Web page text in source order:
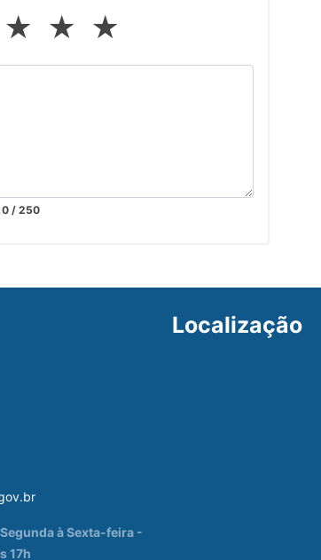
★ ★ ★
0/ 250
à Sexta-feira -
17h
Localização